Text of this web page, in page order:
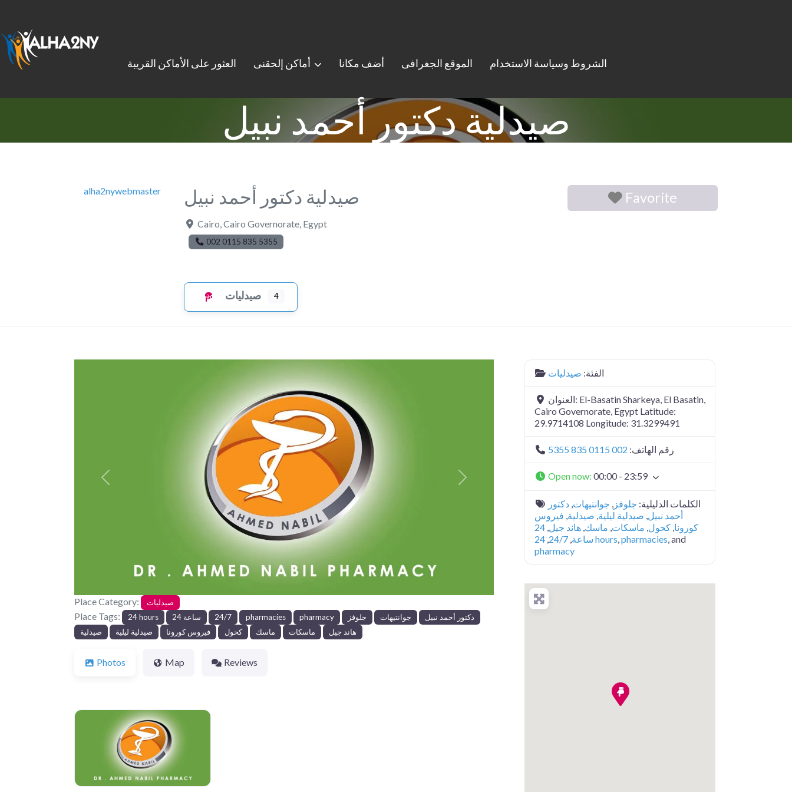
العثور على الأماكن القريبة أماكن إلحقنى أضف مكانا الموقع الجغرافى الشروط وسياسة الاستخدام
صيدلية دكتور أحمد نبيل
alha2nywebmaster صيدلية دكتور أحمد نبيل
Cairo,Cairo Governorate, Egypt
002 0115 835 5355
صيدليات 4
Favorite
Previous Next
Place Category: صيدليات
Place Tags: 24 hours 24 ساعة 24/7 pharmacies pharmacy جلوفز جوانتيهات
دكتور أحمد نبيل
صيدلية
صيدلية ليلية فيروس كورونا كحول ماسك ماسكات هاند جيل
Photos Map Reviews
الفئة: صيدليات
العنوان: El-Basatin Sharkeya, El Basatin,
Cairo Governorate, Egypt Latitude:
29.9714108 Longitude: 31.3299491
رقم الهاتف: 002 0115 835 5355
Open now: 00:00 - 23:59
الكلمات الدليلية: جلوفز جوانتيهات دكتور
أحمد نبيل صيدلية ليلية صيدلية فيروس
كورونا كحول ماسكات ماسك هاند جيل 24
ساعة 24/7 24 hours pharmacies , and
pharmacy